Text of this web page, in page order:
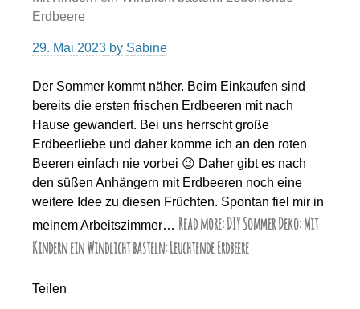
Erdbeere
29. Mai 2023 by Sabine
Der Sommer kommt näher. Beim Einkaufen sind
bereits die ersten frischen Erdbeeren mit nach
Hause gewandert. Bei uns herrscht große
Erdbeerliebe und daher komme ich an den roten
Beeren einfach nie vorbei 😉 Daher gibt es nach
den süßen Anhängern mit Erdbeeren noch eine
weitere Idee zu diesen Früchten. Spontan fiel mir in
meinem Arbeitszimmer… Read more: DIY Sommer Deko: Mit
Kindern ein Windlicht basteln: Leuchtende Erdbeere
Teilen